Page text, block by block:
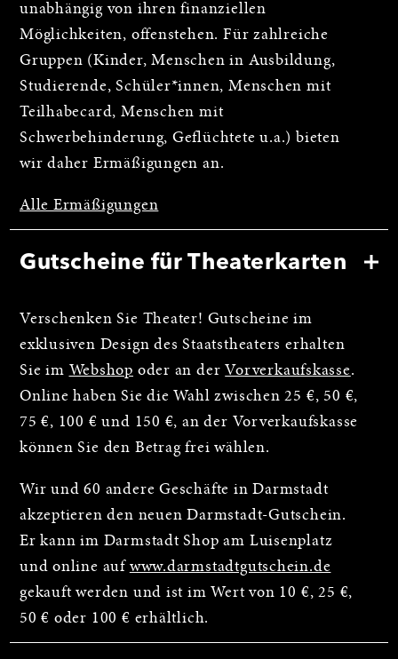
unabhängig von ihren finanziellen
Möglichkeiten, offenstehen. Für zahlreiche
Gruppen (Kinder, Menschen in Ausbildung,
Studierende, Schüler*innen, Menschen mit
Teilhabecard, Menschen mit
Schwerbehinderung, Geflüchtete u.a.) bieten
wir daher Ermäßigungen an.
Alle Ermäßigungen
Gutscheine für Theaterkarten
Verschenken Sie Theater! Gutscheine im
exklusiven Design des Staatstheaters erhalten
Sie im Webshop oder an der Vorverkaufskasse.
Online haben Sie die Wahl zwischen 25 €, 50 €,
75 €, 100 € und 150 €, an der Vorverkaufskasse
können Sie den Betrag frei wählen.
Wir und 60 andere Geschäfte in Darmstadt
akzeptieren den neuen Darmstadt-Gutschein.
Er kann im Darmstadt Shop am Luisenplatz
und online auf www.darmstadtgutschein.de
gekauft werden und ist im Wert von 10 €, 25 €,
50 € oder 100 € erhältlich.